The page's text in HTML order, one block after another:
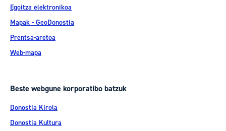
Egoitza elektronikoa
Mapak - GeoDonostia
Prentsa-aretoa
Web-mapa
Beste webgune korporatibo batzuk
Donostia Kirola
Donostia Kultura